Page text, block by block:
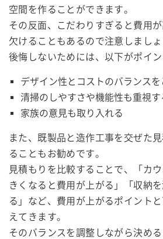
空間を作ることができます。
その反面、こだわりすぎると費用
欠けることもあるので注意しましょ
後悔しないためには、以下がポイン
デザイン性とコストのバランスを
清掃のしやすさや機能性も重視す
家族の意見も取り入れる
また、既製品と造作工事を交ぜた
ることもお勧めです。
見積もりを比較することで、「カ
きくなると費用が上がる」「収納
る」など、費用が上がるポイント
えてきます。
そのバランスを調整しながら決め